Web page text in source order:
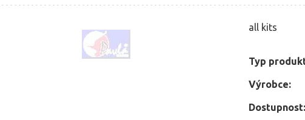
all kits
Typ
Výrobce:
Dostupnost: